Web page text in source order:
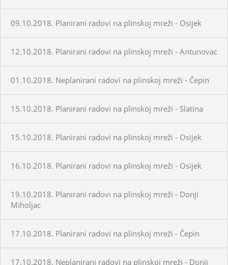
09.10.2018. Planirani radovi na plinskoj mreži - Osijek
12.10.2018. Planirani radovi na plinskoj mreži - Antunovac
01.10.2018. Neplanirani radovi na plinskoj mreži - Čepin
15.10.2018. Planirani radovi na plinskoj mreži - Slatina
15.10.2018. Planirani radovi na plinskoj mreži - Osijek
16.10.2018. Planirani radovi na plinskoj mreži - Osijek
19.10.2018. Planirani radovi na plinskoj mreži - Donji
Miholjac
17.10.2018. Planirani radovi na plinskoj mreži - Čepin
17.10.2018. Neplanirani radovi na plinskoj mreži - Donji